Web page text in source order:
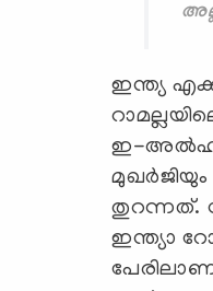
ഇന്ത്യ
ഇ-
തുറന്നത്.
ഇന്ത്യാ